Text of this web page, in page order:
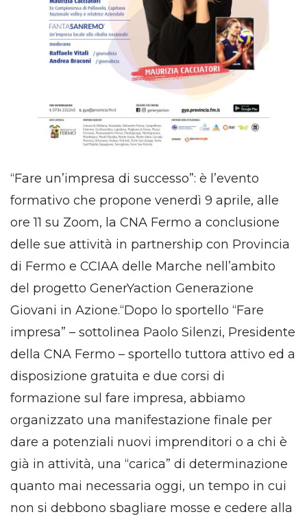
“Fare un’impresa di successo”: è l’evento
formativo che propone venerdì 9 aprile, alle
ore 11 su Zoom, la CNA Fermo a conclusione
delle sue attività in partnership con Provincia
di Fermo e CCIAA delle Marche nell’ambito
del progetto GenerYaction Generazione
Giovani in Azione.“Dopo lo sportello “Fare
impresa” – sottolinea Paolo Silenzi, Presidente
della CNA Fermo – sportello tuttora attivo ed a
disposizione gratuita e due corsi di
formazione sul fare impresa, abbiamo
organizzato una manifestazione finale per
dare a potenziali nuovi imprenditori o a chi è
già in attività, una “carica” di determinazione
quanto mai necessaria oggi, un tempo in cui
non si debbono sbagliare mosse e cedere alla